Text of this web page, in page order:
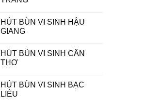
HÚT BÙN VI SINH HẬU
GIANG
HÚT BÙN VI SINH CẦN
THƠ
HÚT BÙN VI SINH BẠC
LIÊU